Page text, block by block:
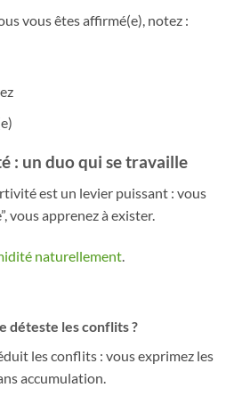
vous êtes affirmé(e), notez :
: un duo qui se travaille
est un levier puissant : vous
vous apprenez à exister.
naturellement
déteste les conflits ?
les conflits : vous exprimez les
accumulation.